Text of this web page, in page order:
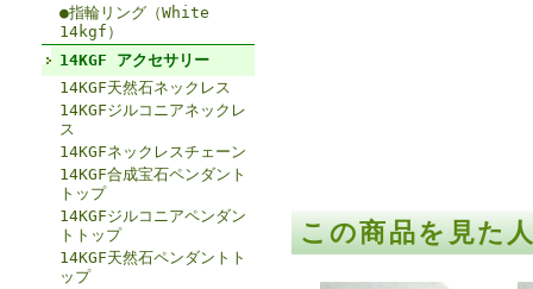
●指輪リング（White
14kgf）
14KGF アクセサリー
14KGF天然石ネックレス
14KGFジルコニアネックレ
ス
14KGFネックレスチェーン
14KGF合成宝石ペンダント
トップ
14KGFジルコニアペンダン
トトップ
14KGF天然石ペンダントト
ップ
この商品を見た